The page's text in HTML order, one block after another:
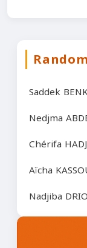
Saddek
Nedjma
Chérifa
Aïcha
Nadjiba